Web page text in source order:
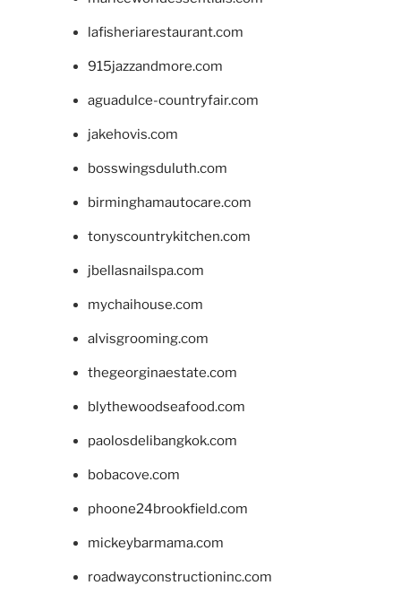
lafisheriarestaurant.com
915jazzandmore.com
aguadulce-countryfair.com
jakehovis.com
bosswingsduluth.com
birminghamautocare.com
tonyscountrykitchen.com
jbellasnailspa.com
mychaihouse.com
alvisgrooming.com
thegeorginaestate.com
blythewoodseafood.com
paolosdelibangkok.com
bobacove.com
phoone24brookfield.com
mickeybarmama.com
roadwayconstructioninc.com